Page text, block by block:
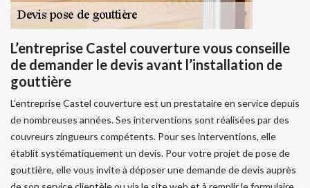
L’entreprise Castel couverture vous conseille
de demander le devis avant l’installation de
gouttière
L’entreprise Castel couverture est un prestataire en service depuis
de nombreuses années. Ses interventions sont réalisées par des
couvreurs zingueurs compétents. Pour ses interventions, elle
établit systématiquement un devis. Pour votre projet de pose de
gouttière, elle vous invite à déposer une demande de devis auprès